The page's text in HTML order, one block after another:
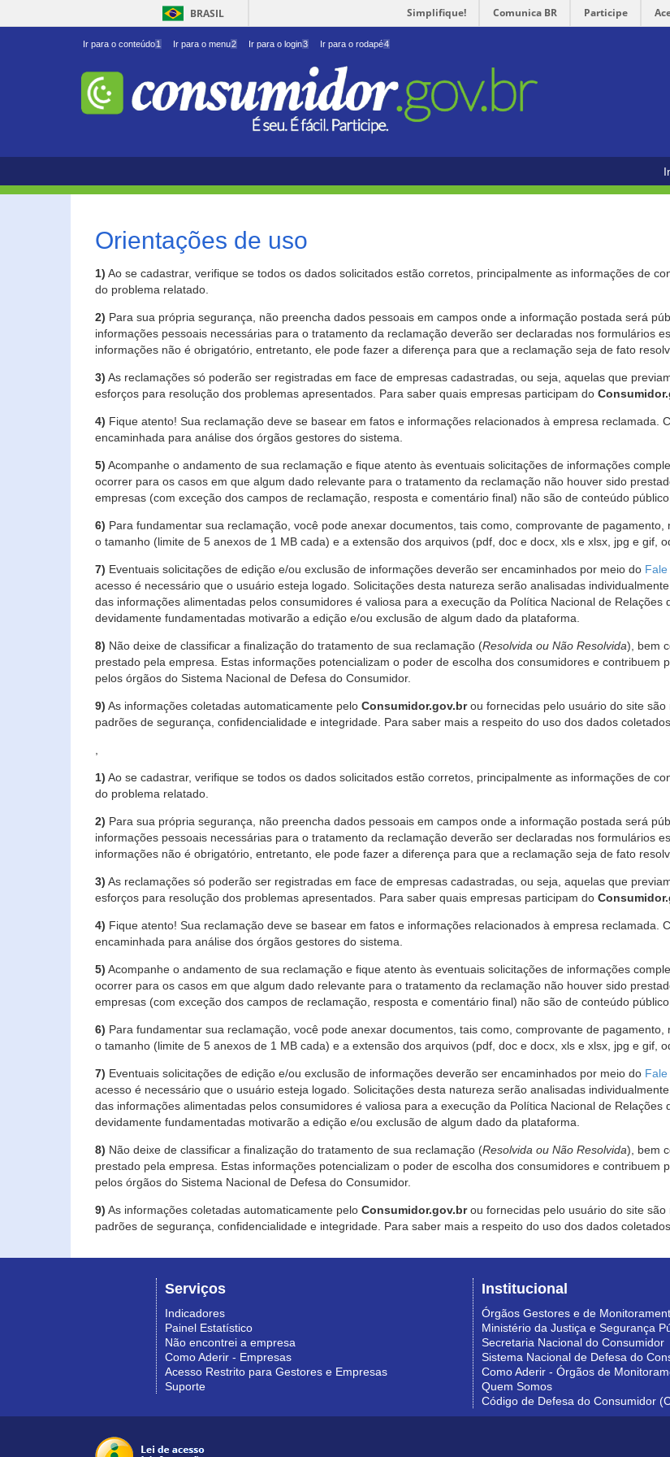
BRASIL Simplifique! Comunica BR Participe
Ir para o conteúdo1 Ir para o menu2 Ir para o login3 Ir para o rodapé4
Orientações de uso
1) Ao se cadastrar, verifique se todos os dados solicitados estão corretos, principalmente as informações de
do problema relatado.
2) Para sua própria segurança, não preencha dados pessoais em campos onde a informação postada será
informações pessoais necessárias para o tratamento da reclamação deverão ser declaradas nos formulários
informações não é obrigatório, entretanto, ele pode fazer a diferença para que a reclamação seja de fato
3) As reclamações só poderão ser registradas em face de empresas cadastradas, ou seja, aquelas que
esforços para resolução dos problemas apresentados. Para saber quais empresas participam do
4) Fique atento! Sua reclamação deve se basear em fatos e informações relacionados à empresa reclamada.
encaminhada para análise dos órgãos gestores do sistema.
5) Acompanhe o andamento de sua reclamação e fique atento às eventuais solicitações de informações
ocorrer para os casos em que algum dado relevante para o tratamento da reclamação não houver sido
empresas (com exceção dos campos de reclamação, resposta e comentário final) não são de conteúdo
6) Para fundamentar sua reclamação, você pode anexar documentos, tais como, comprovante de
o tamanho (limite de 5 anexos de 1 MB cada) e a extensão dos arquivos (pdf, doc e docx, xls e xlsx, jpg e gif,
7) Eventuais solicitações de edição e/ou exclusão de informações deverão ser encaminhados por meio do
acesso é necessário que o usuário esteja logado. Solicitações desta natureza serão analisadas
das informações alimentadas pelos consumidores é valiosa para a execução da Política Nacional de
devidamente fundamentadas motivarão a edição e/ou exclusão de algum dado da plataforma.
8) Não deixe de classificar a finalização do tratamento de sua reclamação (Resolvida ou Não Resolvida), bem
prestado pela empresa. Estas informações potencializam o poder de escolha dos consumidores e contribuem
pelos órgãos do Sistema Nacional de Defesa do Consumidor.
9) As informações coletadas automaticamente pelo Consumidor.gov.brou fornecidas pelo usuário do site
padrões de segurança, confidencialidade e integridade. Para saber mais a respeito do uso dos dados
1) Ao se cadastrar, verifique se todos os dados solicitados estão corretos, principalmente as informações de
do problema relatado.
2) Para sua própria segurança, não preencha dados pessoais em campos onde a informação postada será
informações pessoais necessárias para o tratamento da reclamação deverão ser declaradas nos formulários
informações não é obrigatório, entretanto, ele pode fazer a diferença para que a reclamação seja de fato
3) As reclamações só poderão ser registradas em face de empresas cadastradas, ou seja, aquelas que
esforços para resolução dos problemas apresentados. Para saber quais empresas participam do
4) Fique atento! Sua reclamação deve se basear em fatos e informações relacionados à empresa reclamada.
encaminhada para análise dos órgãos gestores do sistema.
5) Acompanhe o andamento de sua reclamação e fique atento às eventuais solicitações de informações
ocorrer para os casos em que algum dado relevante para o tratamento da reclamação não houver sido
empresas (com exceção dos campos de reclamação, resposta e comentário final) não são de conteúdo
6) Para fundamentar sua reclamação, você pode anexar documentos, tais como, comprovante de
o tamanho (limite de 5 anexos de 1 MB cada) e a extensão dos arquivos (pdf, doc e docx, xls e xlsx, jpg e gif,
7) Eventuais solicitações de edição e/ou exclusão de informações deverão ser encaminhados por meio do
acesso é necessário que o usuário esteja logado. Solicitações desta natureza serão analisadas
das informações alimentadas pelos consumidores é valiosa para a execução da Política Nacional de
devidamente fundamentadas motivarão a edição e/ou exclusão de algum dado da plataforma.
8) Não deixe de classificar a finalização do tratamento de sua reclamação (Resolvida ou Não Resolvida), bem
prestado pela empresa. Estas informações potencializam o poder de escolha dos consumidores e contribuem
pelos órgãos do Sistema Nacional de Defesa do Consumidor.
9) As informações coletadas automaticamente pelo Consumidor.gov.brou fornecidas pelo usuário do site
padrões de segurança, confidencialidade e integridade. Para saber mais a respeito do uso dos dados
Serviços
Indicadores
Painel Estatístico
Não encontrei a empresa
Como Aderir - Empresas
Acesso Restrito para Gestores e Empresas
Suporte
Institucional
Órgãos Gestores e de
Ministério da Justiça e Segurança
Secretaria Nacional do Consumidor
Sistema Nacional de Defesa do
Como Aderir - Órgãos de
Quem Somos
Código de Defesa do Consumidor